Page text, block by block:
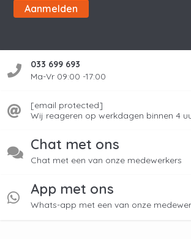
Aanmelden
033 699 693
Ma-Vr 09:00 -17:00
[email protected]
Wij reageren op werkdagen binnen 4
Chat met ons
Chat met een van onze medewerkers
App met ons
Whats-app met een van onze